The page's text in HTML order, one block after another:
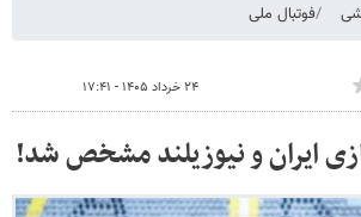
فوتبال ملی
۲۴ خرداد ۱۴۰۵ - ۱۷:۴۱
ایران و نیوزیلند مشخص شد!